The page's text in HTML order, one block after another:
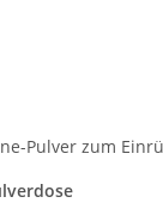
Pulver zum